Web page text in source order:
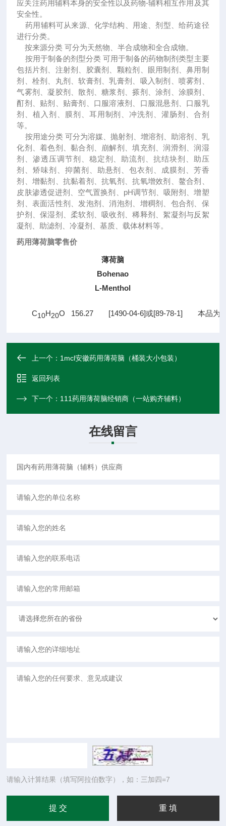
应关注药用辅料本身的安全性以及药物-辅料相互作用及其
安全性。
药用辅料可从来源、化学结构、用途、剂型、给药途径
进行分类。
按来源分类 可分为天然物、半合成物和全合成物。
按用于制备的剂型分类 可用于制备的药物制剂类型主要
包括片剂、注射剂、胶囊剂、颗粒剂、眼用制剂、鼻用制
剂、栓剂、丸剂、软膏剂、乳膏剂、吸入制剂、喷雾剂、
气雾剂、凝胶剂、散剂、糖浆剂、搽剂、涂剂、涂膜剂、
酊剂、贴剂、贴膏剂、口服溶液剂、口服混悬剂、口服乳
剂、植入剂、膜剂、耳用制剂、冲洗剂、灌肠剂、合剂
等。
按用途分类 可分为溶媒、抛射剂、增溶剂、助溶剂、乳
化剂、着色剂、黏合剂、崩解剂、填充剂、润滑剂、润湿
剂、渗透压调节剂、稳定剂、助流剂、抗结块剂、助压
剂、矫味剂、抑菌剂、助悬剂、包衣剂、成膜剂、芳香
剂、增黏剂、抗黏着剂、抗氧剂、抗氧增效剂、鳌合剂、
皮肤渗透促进剂、空气置换剂、pH调节剂、吸附剂、增塑
剂、表面活性剂、发泡剂、消泡剂、增稠剂、包合剂、保
护剂、保湿剂、柔软剂、吸收剂、稀释剂、絮凝剂与反絮
凝剂、助滤剂、冷凝剂、基质、载体材料等。
药用薄荷脑零售价
薄荷脑
Bohenao
L-Menthol
C10H20O   156.27　　[1490-04-6]或[89-78-1]　　本品
上一个： 1mcl安徽药用薄荷脑（桶装大小包装）
返回列表
下一个： 111药用薄荷脑经销商（一站购齐辅料）
在线留言
请输入计算结果（填写阿拉伯数字），如：三加四=7